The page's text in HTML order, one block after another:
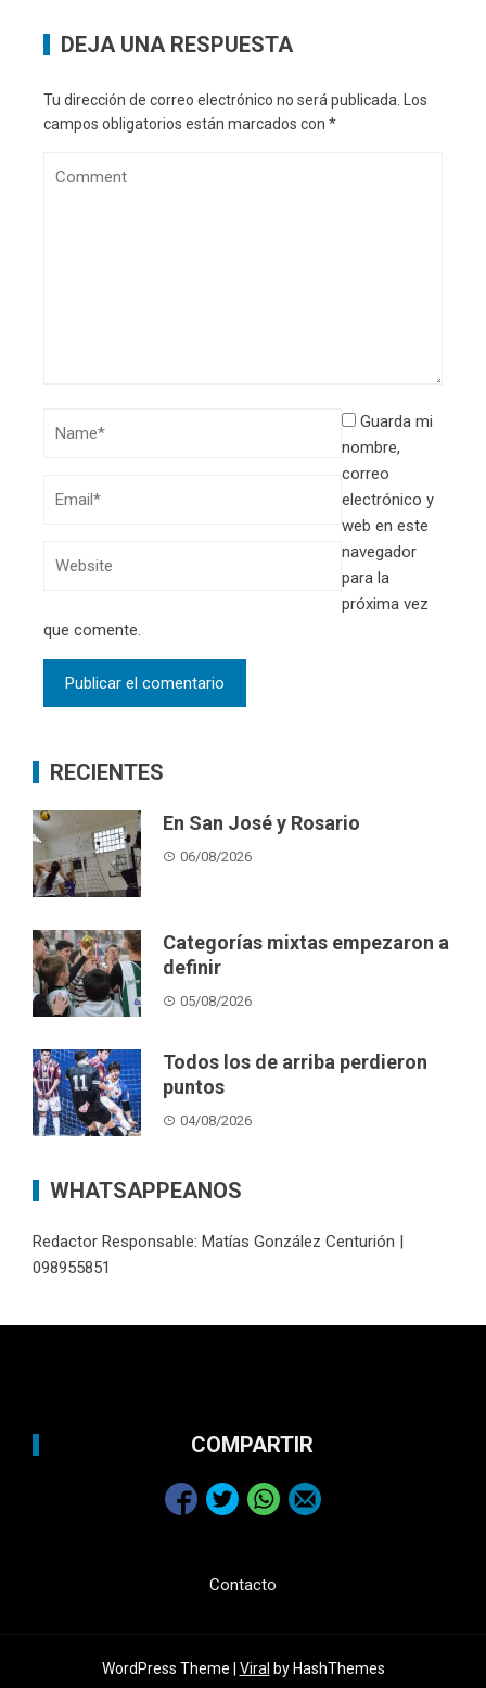
DEJA UNA RESPUESTA
Tu dirección de correo electrónico no será publicada.
Los
campos obligatorios están marcados con *
Guarda mi
nombre,
correo
electrónico y
web en este
navegador
para la
próxima vez
que comente.
RECIENTES
En San José y Rosario
06/08/2026
Categorías mixtas empezaron a
definir
05/08/2026
Todos los de arriba perdieron
puntos
04/08/2026
WHATSAPPEANOS
Redactor Responsable: Matías González Centurión |
098955851
COMPARTIR
Contacto
WordPress Theme | Viral by HashThemes